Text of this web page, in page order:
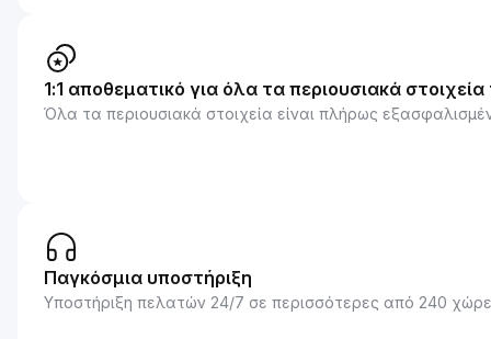
1:1 αποθεματικό για όλα τα περιουσιακά
Όλα τα περιουσιακά στοιχεία είναι πλήρως
Παγκόσμια υποστήριξη
Υποστήριξη πελατών 24/7 σε περισσότερες από 240